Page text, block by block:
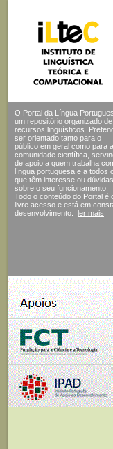
O Portal da Língua
um repositório organizado de
recursos linguísticos.
ser orientado tanto para o
público em geral como para a
comunidade científica,
de apoio a quem trabalha
língua portuguesa e a todos
que têm interesse ou dúvidas
sobre o seu funcionamento.
Todo o conteúdo do Portal é
livre acesso e está em
desenvolvimento.
ler mais